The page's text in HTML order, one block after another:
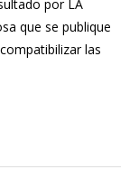
por LA
que se publique
las